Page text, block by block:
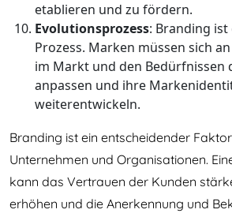
etablieren und zu fördern.
Evolutionsprozess: Branding
Prozess. Marken müssen sich
im Markt und den Bedürfnissen
anpassen und ihre
weiterentwickeln.
Branding ist ein entscheidender
Unternehmen und Organisationen.
kann das Vertrauen der Kunden
erhöhen und die Anerkennung und